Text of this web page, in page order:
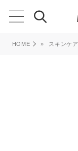
HOME » スキンケア